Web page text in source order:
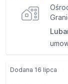
Dodana 16 lipca